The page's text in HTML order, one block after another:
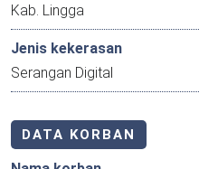
Kab. Lingga
Jenis kekerasan
Serangan Digital
DATA KORBAN